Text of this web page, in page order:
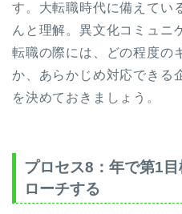
す。大転職時代に備えてい
んと理解。異文化コミュニ
転職の際には、どの程度の
か、あらかじめ対応できる
を決めておきましょう。
プロセス8：年で第1
ローチする